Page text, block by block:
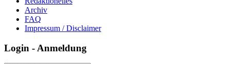
Archiv
FAQ
Impressum / Disclaimer
Login - Anmeldung